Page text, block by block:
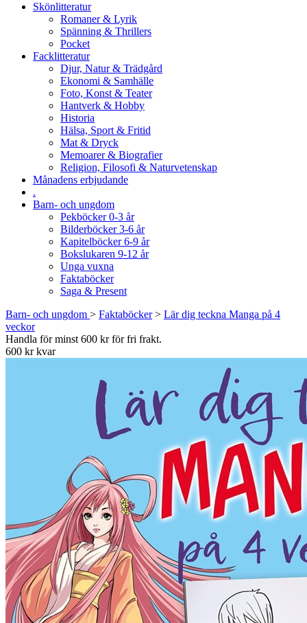
Skönlitteratur
Romaner & Lyrik
Spänning & Thrillers
Pocket
Facklitteratur
Djur, Natur & Trädgård
Ekonomi & Samhälle
Foto, Konst & Teater
Hantverk & Hobby
Historia
Hälsa, Sport & Fritid
Mat & Dryck
Memoarer & Biografier
Religion, Filosofi & Naturvetenskap
Månadens erbjudande
.
Barn- och ungdom
Pekböcker 0-3 år
Bilderböcker 3-6 år
Kapitelböcker 6-9 år
Bokslukaren 9-12 år
Unga vuxna
Faktaböcker
Saga & Present
Barn- och ungdom > Faktaböcker> Lär dig teckna Manga på 4
veckor
Handla för minst 600 kr för fri frakt.
600 kr kvar